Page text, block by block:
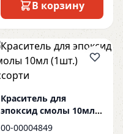
В корзину
Краситель для
эпоксид смолы 10мл
(1шт.) ассорти
00-00004849